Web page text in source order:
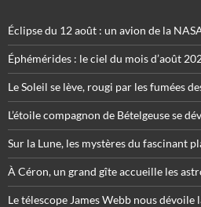
Éclipse du 12 août : un avion de la
Éphémérides : le ciel du mois d’août
Le Soleil se lève, rougi par les fumées
L’étoile compagnon de Bételgeuse se
Sur la Lune, les mystères du fascinant
À Céron, un grand gîte accueille les
Le télescope James Webb nous dévoile